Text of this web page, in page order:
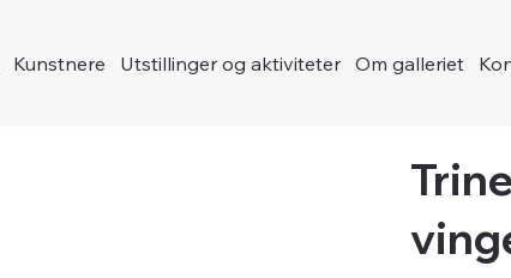
Kunstnere Utstillinger og aktiviteter Om galleriet